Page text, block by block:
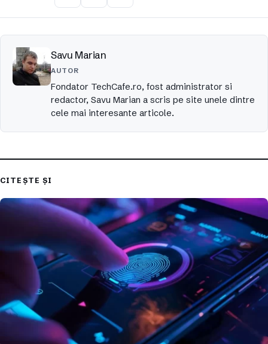
Savu Marian
AUTOR
Fondator TechCafe.ro, fost administrator si
redactor, Savu Marian a scris pe site unele dintre
cele mai interesante articole.
CITEȘTE ȘI